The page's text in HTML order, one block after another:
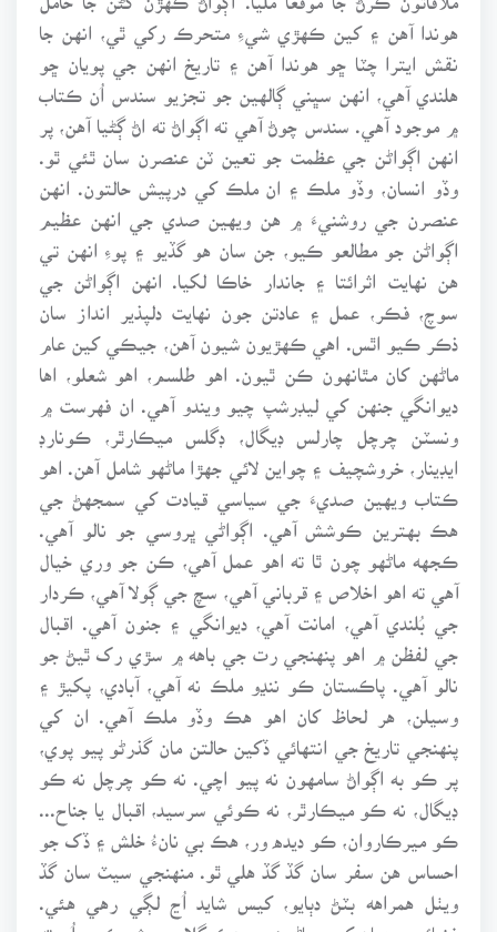
هوندا آهن ۽ کين ڪهڙي شيءِ متحرڪ رکي ٿي، انهن جا
نقش ايترا چٽا ڇو هوندا آهن ۽ تاريخ انهن جي پويان ڇو
هلندي آهي، انهن سڀني ڳالهين جو تجزيو سندس اُن ڪتاب
۾ موجود آهي. سندس چوڻ آهي ته اڳواڻ ته اڻ ڳڻيا آهن، پر
انهن اڳواڻن جي عظمت جو تعين ٽن عنصرن سان ٿئي ٿو.
وڏو انسان، وڏو ملڪ ۽ ان ملڪ کي درپيش حالتون. انهن
عنصرن جي روشنيءَ ۾ هن ويهين صدي جي انهن عظيم
اڳواڻن جو مطالعو ڪيو، جن سان هو گڏيو ۽ پوءِ انهن تي
هن نهايت اثرائتا ۽ جاندار خاڪا لکيا. انهن اڳواڻن جي
سوچ، فڪر، عمل ۽ عادتن جون نهايت دلپذير انداز سان
ذڪر ڪيو اٿس. اهي ڪهڙيون شيون آهن، جيڪي کين عام
ماڻهن کان مٿانهون ڪن ٿيون. اهو طلسم، اهو شعلو، اها
ديوانگي جنهن کي ليڊرشپ چيو ويندو آهي. ان فهرست ۾
ونسٽن چرچل چارلس ڊيگال، ڊگلس ميڪارٿر، ڪونارڊ
ايڊينار، خروشچيف ۽ چواين لائي جهڙا ماڻهو شامل آهن. اهو
ڪتاب ويهين صديءَ جي سياسي قيادت کي سمجهڻ جي
هڪ بهترين ڪوشش آهي. اڳواڻي ڀروسي جو نالو آهي.
ڪجهه ماڻهو چون ٿا ته اهو عمل آهي، ڪن جو وري خيال
آهي ته اهو اخلاص ۽ قرباني آهي، سچ جي ڳولا آهي، ڪردار
جي بُلندي آهي، امانت آهي، ديوانگي ۽ جنون آهي. اقبال
جي لفظن ۾ اهو پنهنجي رت جي باهه ۾ سڙي رک ٿيڻ جو
نالو آهي. پاڪستان ڪو ننڍو ملڪ نه آهي، آبادي، پکيڙ ۽
وسيلن، هر لحاظ کان اهو هڪ وڏو ملڪ آهي. ان کي
پنهنجي تاريخ جي انتهائي ڏکين حالتن مان گذرڻو پيو پوي،
پر ڪو به اڳواڻ سامهون نه پيو اچي. نه ڪو چرچل نه ڪو
ڊيگال، نه ڪو ميڪارٿر، نه ڪوئي سرسيد، اقبال يا جناح...
ڪو ميرڪاروان، ڪو ديده ور، هڪ بي نانءُ خلش ۽ ڏک جو
احساس هن سفر سان گڏ گڏ هلي ٿو. منهنجي سيٽ سان گڏ
ويٺل همراهه بٽڻ دٻايو، کيس شايد اُڃ لڳي رهي هئي.
فضائي ميزبان کيس پاڻيءَ جو هڪ گلاس پيش ڪيو. اُڃ ته